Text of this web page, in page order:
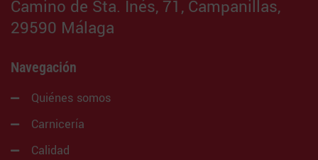
Camino de Sta. Inés, 71, Campanillas,
29590 Málaga
Navegación
Quiénes somos
Carnicería
Calidad